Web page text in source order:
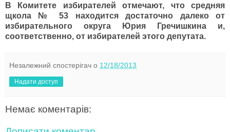
В Комитете избирателей отмечают, что средняя
щкола № 53 находится достаточно далеко от
избирательного округа Юрия Гречишкина и,
соответственно, от избирателей этого депутата.
Незалежний спостерігач о 12/18/2013
Надати доступ
Немає коментарів: